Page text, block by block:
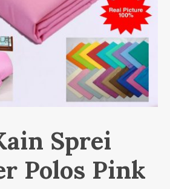
Sprei
Polos Pink